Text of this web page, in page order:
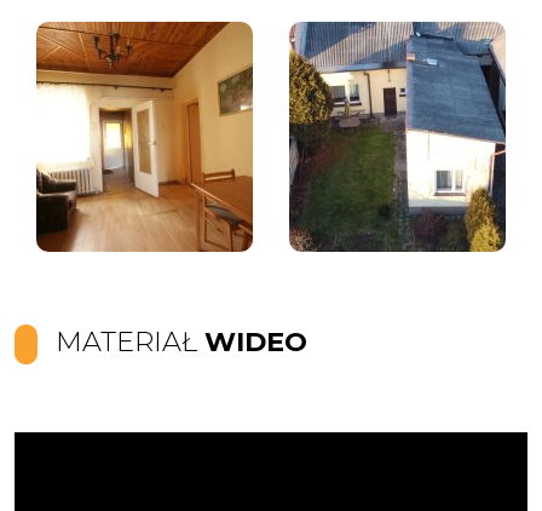
MATERIAŁ WIDEO